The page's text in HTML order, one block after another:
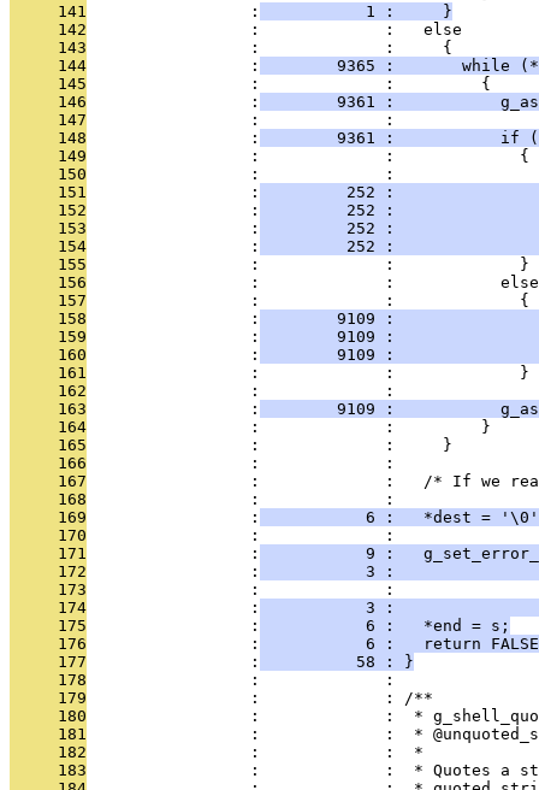
     141
                 :
           1 :     }
     142
                 :             :   else
     143
                 :             :     {
     144
                 :
9365 :       while
     145
                 :             :         {
     146
                 :
9361 :
     147
                 :             :
     148
                 :
9361 :           if
     149
                 :             :             {
     150
:             :
     151
                 :
252 :
     152
                 :
252 :
     153
                 :
252 :
     154
                 :
252 :
     155
                 :             :             }
     156
                 :             :           else
     157
                 :             :             {
     158
                 :
9109 :
     159
                 :
9109 :
     160
                 :
9109 :
     161
                 :             :             }
     162
                 :             :
     163
                 :
9109 :
     164
                 :             :         }
     165
                 :             :     }
     166
                 :             :
     167
:             :   /* If we
     168
                 :             :
     169
                 :
6 :   *dest =
     170
                 :             :
     171
                 :
9 :
     172
                 :
3 :
     173
:             :
     174
                 :
3 :
     175
                 :
           6 :   *end = s;
     176
                 :
6 :   return
     177
                 :
          58 : }
     178
                 :             :
     179
                 :             : /**
     180
:             :  *
     181
:             :  *
     182
                 :             :  *
     183
:             :  * Quotes a